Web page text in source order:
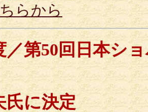
らから
／第50回日本シ
氏に決定